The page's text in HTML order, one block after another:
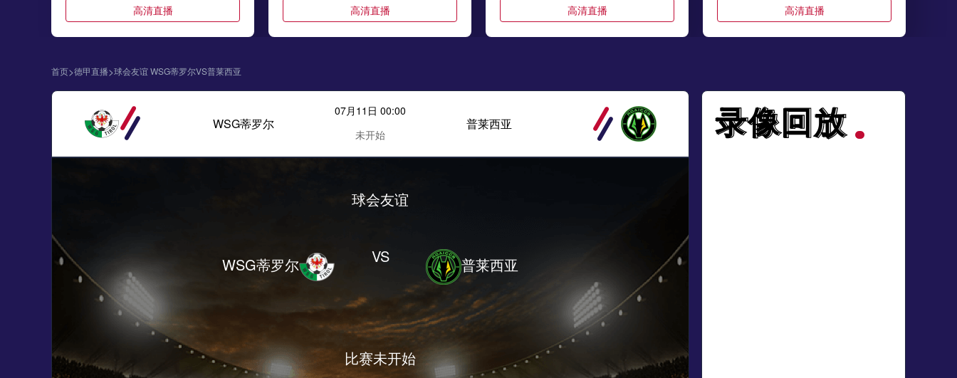
高清直播 高清直播 高清直播 高清直播
首页>德甲直播>球会友谊 WSG蒂罗尔VS普莱西亚
WSG蒂罗尔
07月11日 00:00
未开始
普莱西亚
WSG蒂罗尔
球会友谊
VS
比赛未开始
普莱西亚
录像回放
录像回放